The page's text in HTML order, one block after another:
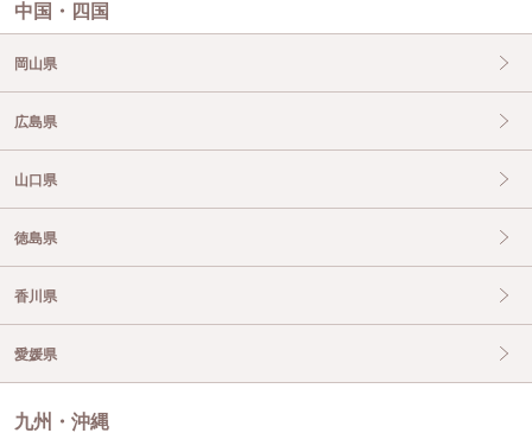
中国・四国
岡山県
広島県
山口県
徳島県
香川県
愛媛県
九州・沖縄